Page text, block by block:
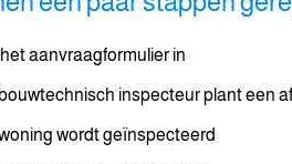
aanvraagformulier in
inspecteur plant een
wordt geïnspecteerd